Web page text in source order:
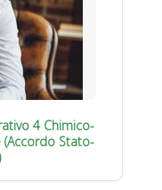
4 Chimico-
(Accordo Stato-